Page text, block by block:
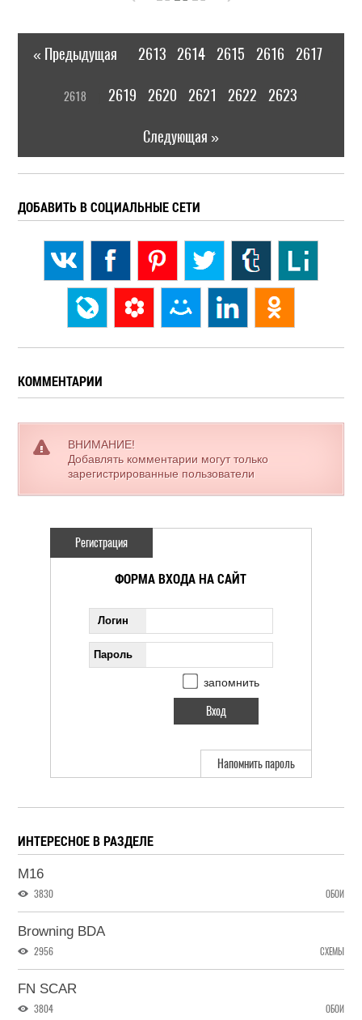
« Предыдущая 2613 2614 2615 2616 2617
2618 2619 2620 2621 2622 2623
Следующая »
ДОБАВИТЬ В СОЦИАЛЬНЫЕ СЕТИ
КОММЕНТАРИИ
ВНИМАНИЕ!
Добавлять комментарии могут только
зарегистрированные пользователи
Регистрация
ФОРМА ВХОДА НА САЙТ
Логин
Пароль
запомнить
Напомнить пароль
ИНТЕРЕСНОЕ В РАЗДЕЛЕ
M16
3830 ОБОИ
Browning BDA
2956 СХЕМЫ
FN SCAR
3804 ОБОИ